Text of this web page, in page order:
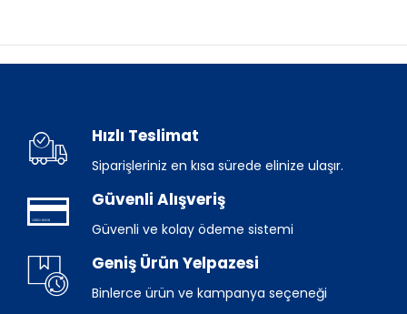
Hızlı Teslimat
Siparişleriniz en kısa sürede elinize ulaşır.
Güvenli Alışveriş
Güvenli ve kolay ödeme sistemi
Geniş Ürün Yelpazesi
Binlerce ürün ve kampanya seçeneği